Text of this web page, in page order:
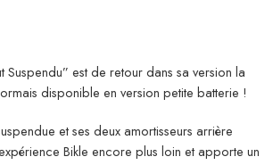
Suspendu” est de retour dans sa version la
disponible en version petite batterie !
et ses deux amortisseurs arrière
Bikle encore plus loin et apporte un